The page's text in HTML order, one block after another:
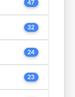
47
32
24
23